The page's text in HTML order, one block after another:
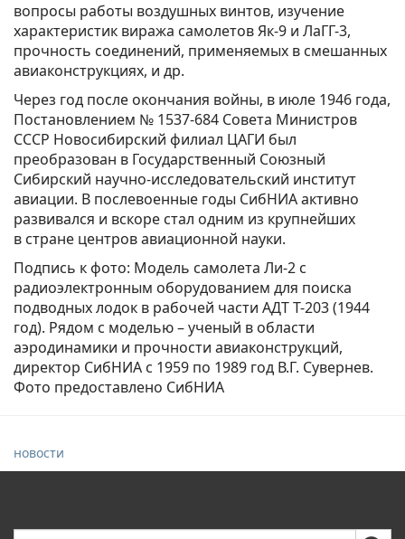
вопросы работы воздушных винтов, изучение
характеристик виража самолетов Як-9 и ЛаГГ-3,
прочность соединений, применяемых в смешанных
авиаконструкциях, и др.
Через год после окончания войны, в июле 1946 года,
Постановлением № 1537-684 Совета Министров
СССР Новосибирский филиал ЦАГИ был
преобразован в Государственный Союзный
Сибирский научно-исследовательский институт
авиации. В послевоенные годы СибНИА активно
развивался и вскоре стал одним из крупнейших
в стране центров авиационной науки.
Подпись к фото: Модель самолета Ли-2 с
радиоэлектронным оборудованием для поиска
подводных лодок в рабочей части АДТ Т-203 (1944
год). Рядом с моделью – ученый в области
аэродинамики и прочности авиаконструкций,
директор СибНИА с 1959 по 1989 год В.Г. Сувернев.
Фото предоставлено СибНИА
новости